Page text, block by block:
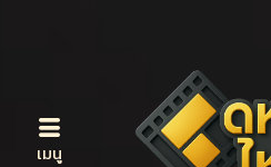
เมนู